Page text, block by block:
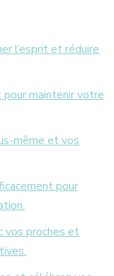
l’esprit et réduire
pour maintenir votre
même et vos
pour
vos proches et